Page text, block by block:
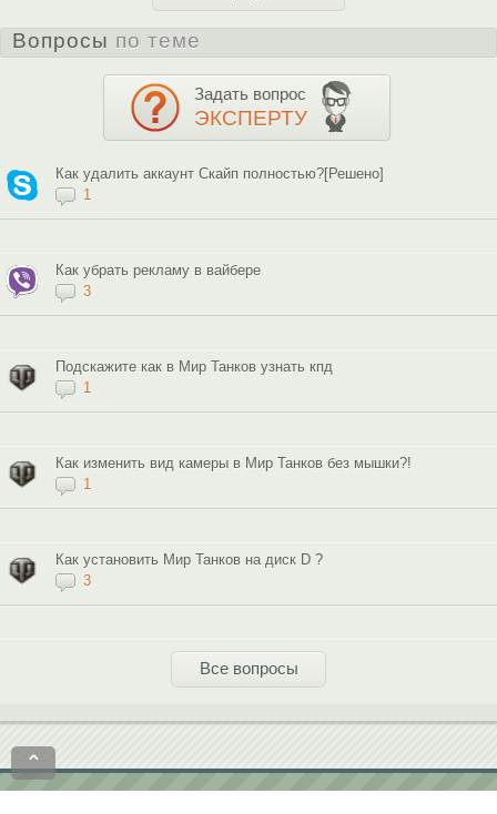
Вопросы по теме
Задать вопрос
ЭКСПЕРТУ
Как удалить аккаунт Скайп полностью?[Решено]
1
Как убрать рекламу в вайбере
3
Подскажите как в Мир Танков узнать кпд
1
Как изменить вид камеры в Мир Танков без мышки?!
1
Как установить Мир Танков на диск D ?
3
Все вопросы
⌃